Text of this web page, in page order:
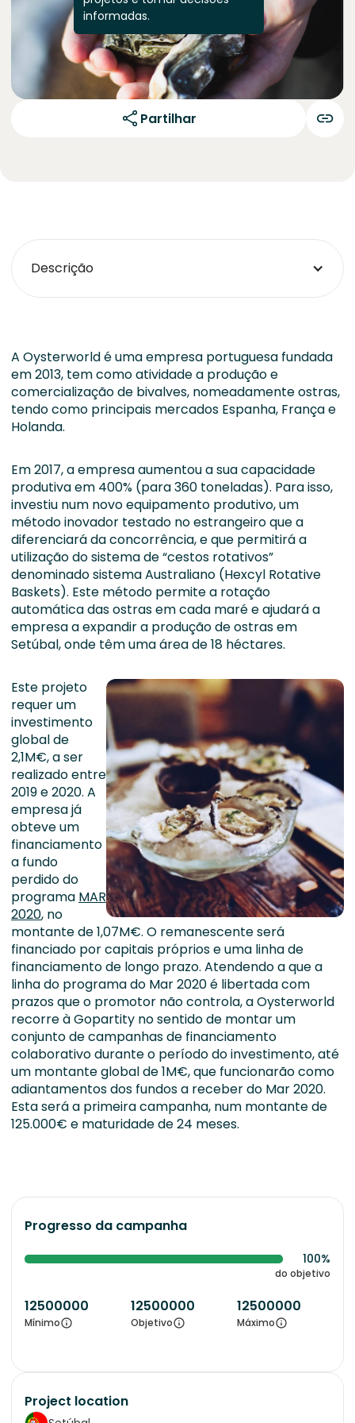
informadas.
Partilhar
Descrição
A Oysterworld é uma empresa portuguesa fundada
em 2013, tem como atividade a produção e
comercialização de bivalves, nomeadamente ostras,
tendo como principais mercados Espanha, França e
Holanda.
Em 2017, a empresa aumentou a sua capacidade
produtiva em 400% (para 360 toneladas). Para isso,
investiu num novo equipamento produtivo, um
método inovador testado no estrangeiro que a
diferenciará da concorrência, e que permitirá a
utilização do sistema de “cestos rotativos”
denominado sistema Australiano (Hexcyl Rotative
Baskets). Este método permite a rotação
automática das ostras em cada maré e ajudará a
empresa a expandir a produção de ostras em
Setúbal, onde têm uma área de 18 héctares.
Este projeto
requer um
investimento
global de
2,1M€, a ser
realizado entre
2019 e 2020. A
empresa já
obteve um
financiamento
a fundo
perdido do
programa MAR
2020, no
montante de 1,07M€. O remanescente será
financiado por capitais próprios e uma linha de
financiamento de longo prazo. Atendendo a que a
linha do programa do Mar 2020 é libertada com
prazos que o promotor não controla, a Oysterworld
recorre à Gopartity no sentido de montar um
conjunto de campanhas de financiamento
colaborativo durante o período do investimento, até
um montante global de 1M€, que funcionarão como
adiantamentos dos fundos a receber do Mar 2020.
Esta será a primeira campanha, num montante de
125.000€ e maturidade de 24 meses.
Progresso da campanha
100%
do objetivo
12500000
Mínimo
12500000
Objetivo
12500000
Máximo
Project location